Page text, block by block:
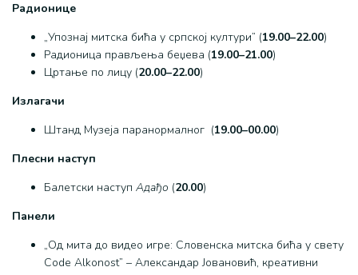
Радионице
„Упознај митска бића у српској култури” (19.00–22.00)
Радионица прављења беџева (19.00–21.00)
Цртање по лицу (20.00–22.00)
Излагачи
Штанд Музеја паранормалног (19.00–00.00)
Плесни наступ
Балетски наступ Адађо (20.00)
Панели
„Од мита до видео игре: Словенска митска бића у свету
Code Alkonost” – Александар Јовановић, креативни